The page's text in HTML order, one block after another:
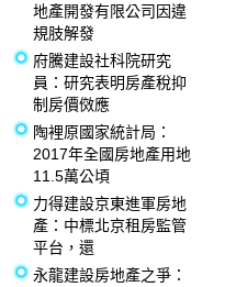
地產開發有限公司因違
規肢解發
府騰建設社科院研究
員：研究表明房產稅抑
制房價傚應
陶裡原國家統計局：
2017年全國房地產用地
11.5萬公頃
力得建設京東進軍房地
產：中標北京租房監管
平台，還
永龍建設房地產之爭：